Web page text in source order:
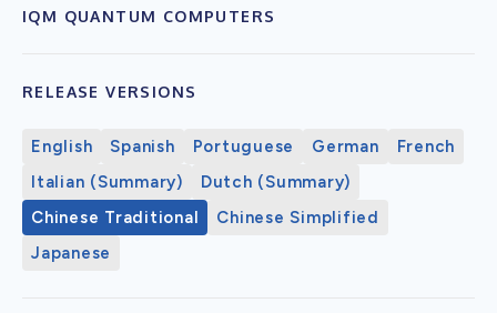
IQM QUANTUM COMPUTERS
RELEASE VERSIONS
English Spanish Portuguese German
French
Italian (Summary)
Dutch (Summary)
Chinese Traditional
Chinese Simplified
Japanese